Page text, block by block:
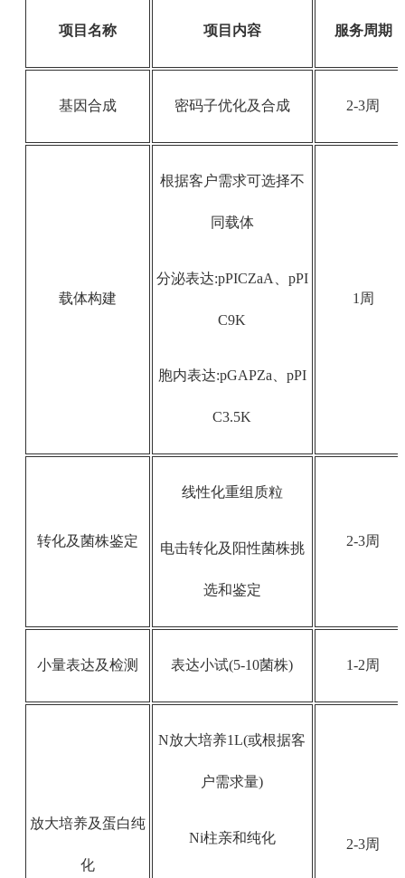
项目名称 项目内容 服务周期
基因合成 密码子优化及合成 2-3周
载体构建
根据客户需求可选择不
同载体
分泌表达:pPICZaA、pPI
C9K
胞内表达:pGAPZa、pPI
C3.5K
1周
转化及菌株鉴定
线性化重组质粒
电击转化及阳性菌株挑
选和鉴定
2-3周
小量表达及检测 表达小试(5-10菌株) 1-2周
放大培养及蛋白纯
化
N放大培养1L(或根据客
户需求量)
Ni柱亲和纯化 2-3周